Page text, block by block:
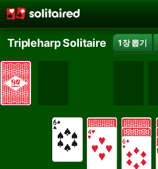
Tripleharp Solitaire 1장 뽑기